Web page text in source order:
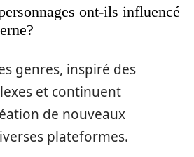
ont-ils influencé
genres, inspiré des
et continuent
de nouveaux
plateformes.